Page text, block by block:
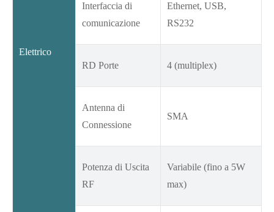
Elettrico
Interfaccia di
comunicazione
Ethernet, USB,
RS232
RD Porte 4 (multiplex)
Antenna di
Connessione
SMA
Potenza di Uscita
RF
Variabile (fino a 5W
max)